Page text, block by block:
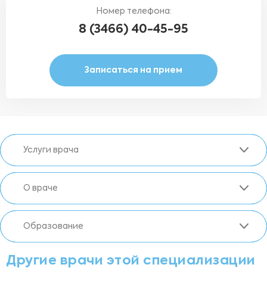
Номер телефона:
8 (3466) 40-45-95
Записаться на прием
Услуги врача
О враче
Образование
Другие врачи этой специализации